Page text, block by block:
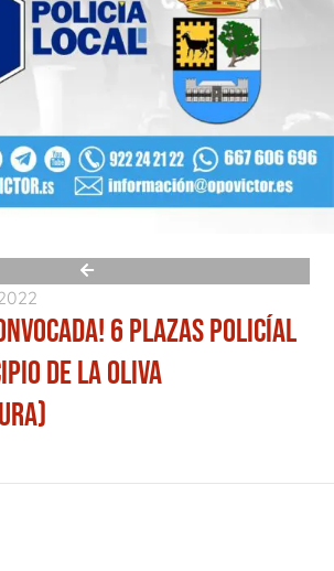
6 PLAZAS POLICÍAL
DE LA OLIVA